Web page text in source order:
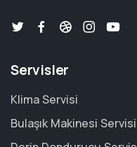
Servisler
Klima Servisi
Bulaşık Makinesi Servisi